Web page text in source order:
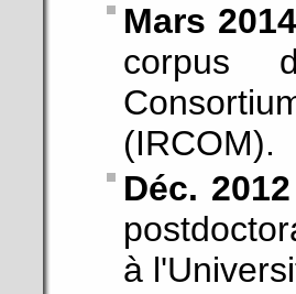
Mars 2014
corpus
(IRCOM).
Déc.
à